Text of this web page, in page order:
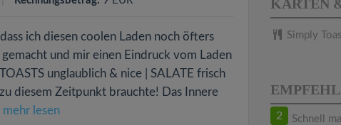
ich diesen coolen Laden noch öfters
und mir einen Eindruck vom Laden
unglaublich & nice | SALATE frisch
diesem Zeitpunkt brauchte! Das Innere
mehr lesen
KARTEN
Simply
2 Schnell